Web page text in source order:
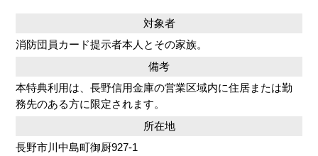
対象者
消防団員カード提示者本人とその家族。
備考
本特典利用は、長野信用金庫の営業区域内に住居または勤
務先のある方に限定されます。
所在地
長野市川中島町御厨927-1